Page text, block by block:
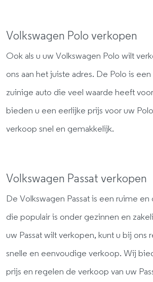
Volkswagen Polo verkopen
Ook als u uw Volkswagen Polo wilt
ons aan het juiste adres. De Polo is
zuinige auto die veel waarde heeft
bieden u een eerlijke prijs voor uw
verkoop snel en gemakkelijk.
Volkswagen Passat verkopen
De Volkswagen Passat is een ruime
die populair is onder gezinnen en
uw Passat wilt verkopen, kunt u bij ons
snelle en eenvoudige verkoop. Wij
prijs en regelen de verkoop van uw